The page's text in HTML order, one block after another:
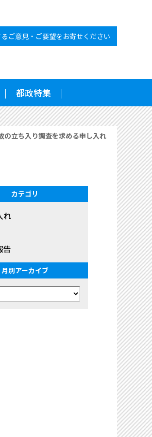
ご意見・ご要望をお寄せください
都政特集
の立ち入り調査を求める申し入れ
カテゴリ
れ
告
月別アーカイブ